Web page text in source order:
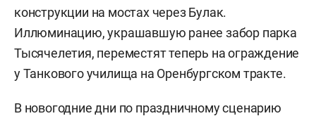
конструкции на мостах через Булак.
Иллюминацию, украшавшую ранее забор парка
Тысячелетия, переместят теперь на ограждение
у Танкового училища на Оренбургском тракте.
В новогодние дни по праздничному сценарию